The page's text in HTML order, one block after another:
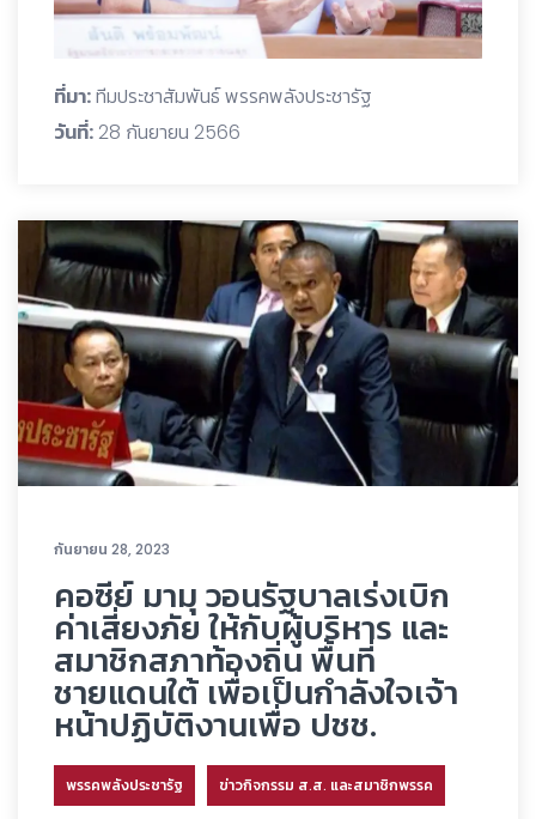
ที่มา:ทีมประชาสัมพันธ์ พรรคพลังประชารัฐ
วันที่: 28 กันยายน 2566
กันยายน 28, 2023
คอซีย์ มามุ วอนรัฐบาลเร่งเบิก
ค่าเสี่ยงภัย ให้กับผู้บริหาร และ
สมาชิกสภาท้องถิ่น พื้นที่
ชายแดนใต้ เพื่อเป็นกำลังใจเจ้า
หน้าปฏิบัติงานเพื่อ ปชช.
พรรคพลังประชารัฐ ข่าวกิจกรรม ส.ส. และสมาชิกพรรค